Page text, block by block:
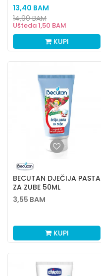
ZUBE MENTA 50ML
13,40 BAM
Ušteda1,50 BAM
14,90BAM
KUPI
BECUTAN DJEČIJA PASTA
ZA ZUBE 50ML
3,55 BAM
KUPI